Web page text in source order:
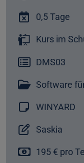
0,5 Tage
Kurs im
DMS03
Software
WINYARD
Saskia
195 € pro